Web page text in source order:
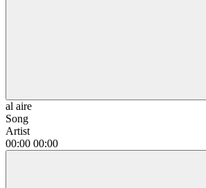
al aire
Song
Artist
00:00 00:00